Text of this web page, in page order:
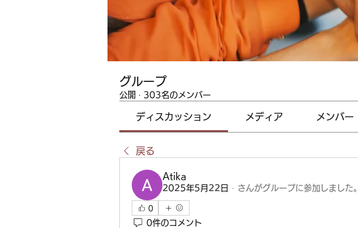
グループ
公開 · 303名のメンバー
ディスカッション メディア メンバー
戻る
Atika
2025年5月22日 · さんがグループに参加しました。
0
0件のコメント